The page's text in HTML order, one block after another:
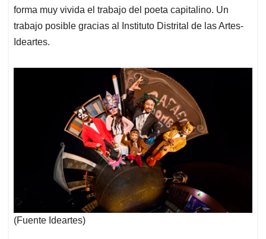
forma muy vivida el trabajo del poeta capitalino. Un
trabajo posible gracias al Instituto Distrital de las Artes-
Ideartes.
(Fuente Ideartes)